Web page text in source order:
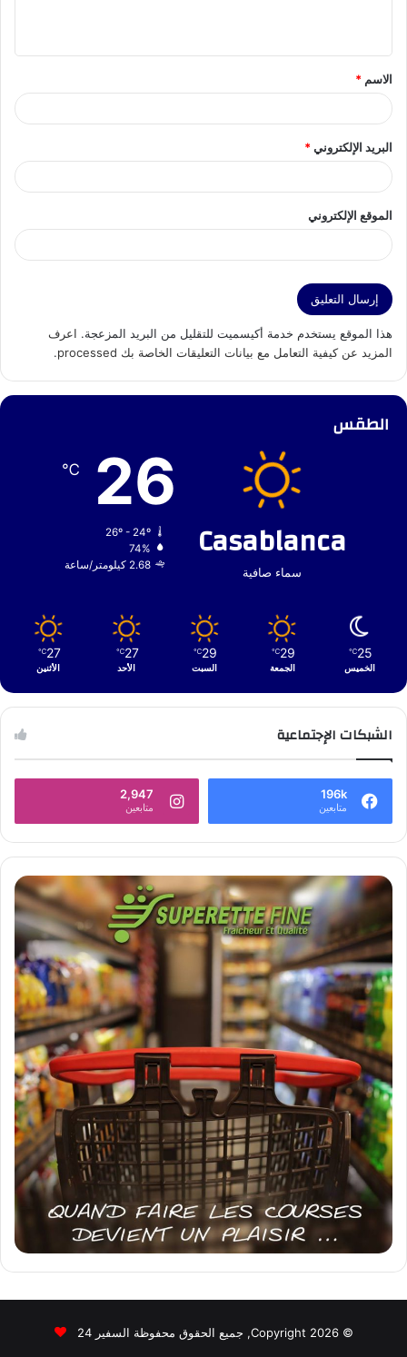
ق
*
الاسم *
البريد الإلكتروني*
الموقع الإلكتروني
هذا الموقع يستخدم خدمة أكيسميت للتقليل من البريد المزعجة. اعرف
المزيد عن كيفية التعامل مع بيانات التعليقات الخاصة بك processed
.
الطقس
Casablanca
سماء صافية
26
℃
26º - 24º
74%
2.68 كيلومتر/ساعة
25
℃
الخميس
29
℃
الجمعة
29
℃
السبت
27
℃
الأحد
27
℃
الأثنين
الشبكات الإجتماعية
196k
متابعين
2,947
متابعين
© Copyright 2026, جميع الحقوق محفوظة السفير 24